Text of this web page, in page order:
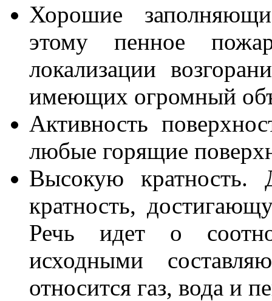
Хорошие
этому пенное
локализации
имеющих огромный
Активность
любые горящие
Высокую кратность.
кратность,
Речь идет о
исходными
относится газ, вода и